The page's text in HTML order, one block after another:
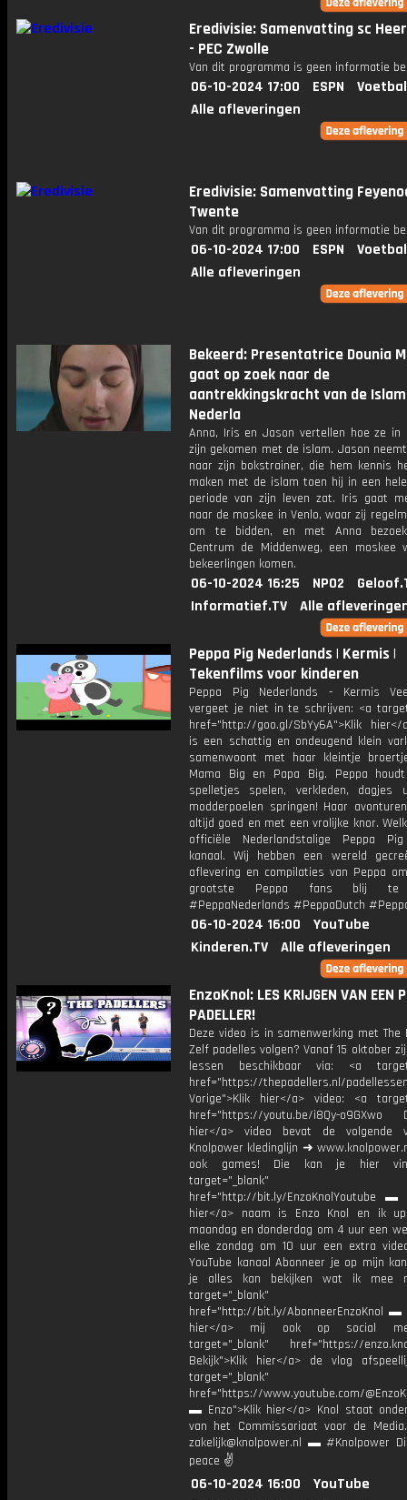
Eredivisie: Samenvatting sc
- PEC Zwolle
Van dit programma is geen informatie
06-10-2024 17:00 ESPN
Alle afleveringen
Eredivisie: Samenvatting
Twente
Van dit programma is geen informatie
06-10-2024 17:00 ESPN
Alle afleveringen
Bekeerd: Presentatrice Dounia
gaat op zoek naar de
aantrekkingskracht van de
Nederla
Anna, Iris en Jason vertellen hoe ze in
zijn gekomen met de islam. Jason
naar zijn bokstrainer, die hem kennis
maken met de islam toen hij in een
periode van zijn leven zat. Iris gaat
naar de moskee in Venlo, waar zij
om te bidden, en met Anna
Centrum de Middenweg, een moskee
bekeerlingen komen.
06-10-2024 16:25 NPO2
Informatief.TV
Alle
Peppa Pig Nederlands | Kermis |
Tekenfilms voor kinderen
Peppa Pig Nederlands - Kermis
vergeet je niet in te schrijven: <a
href="http://goo.gl/SbYy6A">Klik
is een schattig en ondeugend klein
samenwoont met haar kleintje
Mama Big en Papa Big. Peppa
spelletjes spelen, verkleden,
modderpoelen springen! Haar
altijd goed en met een vrolijke knor.
officiële Nederlandstalige Peppa
kanaal. Wij hebben een wereld
aflevering en compilaties van Peppa
grootste Peppa fans blij te
#PeppaNederlands #PeppaDutch
06-10-2024 16:00
YouTube
Kinderen.TV
Alle afleveringen
EnzoKnol: LES KRIJGEN VAN EEN
PADELLER!
Deze video is in samenwerking met The
Zelf padelles volgen? Vanaf 15 oktober
lessen beschikbaar via: <a
href="https://thepadellers.nl/
Vorige">Klik hier</a> video: <a
href="https://youtu.be/i8Qy-o9GXwo
hier</a> video bevat de volgende
Knolpower kledinglijn ➜
ook games! Die kan je hier
target="_blank"
href="http://bit.ly/EnzoKnolYoutube ▬
hier</a> naam is Enzo Knol en ik
maandag en donderdag om 4 uur een
elke zondag om 10 uur een extra
YouTube kanaal Abonneer je op mijn
je alles kan bekijken wat ik mee
target="_blank"
href="http://bit.ly/AbonneerEnzoKnol ▬
hier</a> mij ook op social
target="_blank" href="https://
Bekijk">Klik hier</a> de vlog
target="_blank"
href="https://www.youtube.com/
▬ Enzo">Klik hier</a> Knol staat
van het Commissariaat voor de
zakelijk@knolpower.nl ▬ #Knolpower
peace ✌
06-10-2024 16:00
YouTube